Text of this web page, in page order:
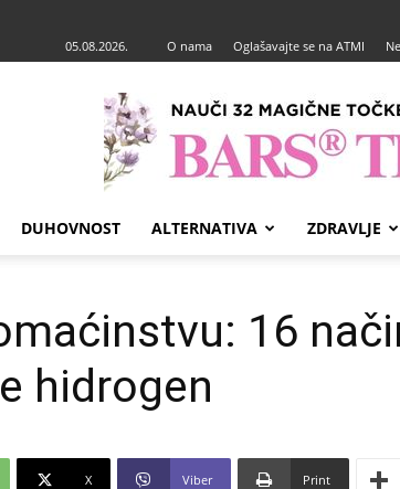
05.08.2026. O nama Oglašavajte se na ATMI
DUHOVNOST ALTERNATIVA ZDRAVLJE
16
hidrogen
X Viber Print